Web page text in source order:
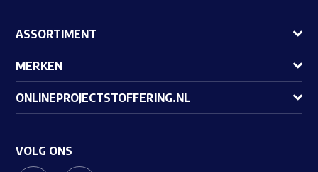
ASSORTIMENT
MERKEN
ONLINEPROJECTSTOFFERING.NL
VOLG ONS